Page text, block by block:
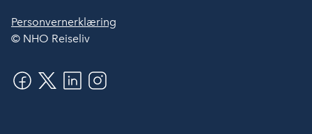
Personvernerklæring
© NHO Reiseliv